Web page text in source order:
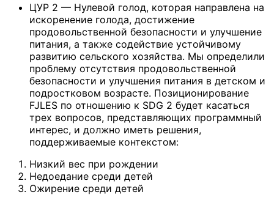
ЦУР 2 — Нулевой голод, которая направлена на
искоренение голода, достижение
продовольственной безопасности и улучшение
питания, а также содействие устойчивому
развитию сельского хозяйства. Мы определили
проблему отсутствия продовольственной
безопасности и улучшения питания в детском и
подростковом возрасте. Позиционирование
FJLES по отношению к SDG 2 будет касаться
трех вопросов, представляющих программный
интерес, и должно иметь решения,
поддерживаемые контекстом:
Низкий вес при рождении
Недоедание среди детей
Ожирение среди детей